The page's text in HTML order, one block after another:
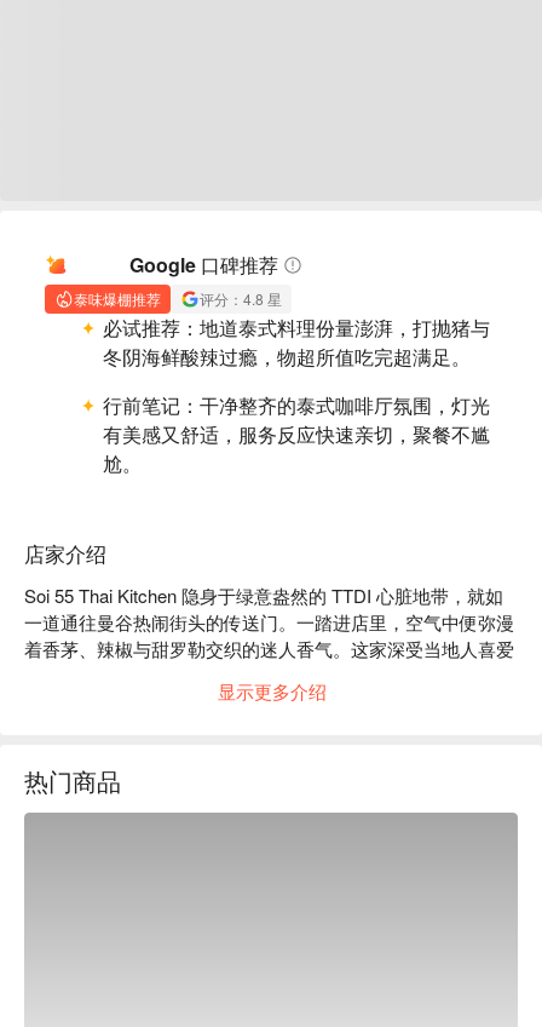
Google 口碑推荐
泰味爆棚推荐 评分：4.8 星
必试推荐： 地道泰式料理份量澎湃，打抛猪与
冬阴海鲜酸辣过瘾，物超所值吃完超满足。
行前笔记： 干净整齐的泰式咖啡厅氛围，灯光
有美感又舒适，服务反应快速亲切，聚餐不尴
尬。
店家介绍
Soi 55 Thai Kitchen 隐身于绿意盎然的 TTDI 心脏地带，就如
一道通往曼谷热闹街头的传送门。一踏进店里，空气中便弥漫
着香茅、辣椒与甜罗勒交织的迷人香气。这家深受当地人喜爱
用心呈献忠于原味的地道泰式料理。对于想在温馨舒适的环境
无论是快速解决晚餐，还是与好友畅聊一晚，这里的魅力总让
人流连忘返：
显示更多介绍
热门商品